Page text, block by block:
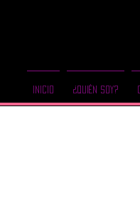
Inicio ¿Quién Soy?